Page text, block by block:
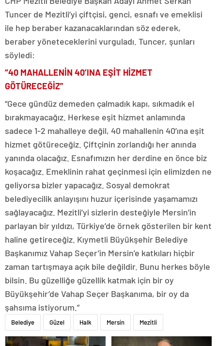
Tuncer de Mezitli’yi çiftçisi, genci, esnafı ve emeklisi
ile hep beraber kazanacaklarından söz ederek,
beraber yöneteceklerini vurguladı. Tuncer, şunları
söyledi:
“40 MAHALLENİN 40’INA EŞİT HİZMET
GÖTÜRECEĞİZ”
“Gece gündüz demeden çalmadık kapı, sıkmadık el
bırakmayacağız. Herkese eşit hizmet anlamında
sadece 1-2 mahalleye değil, 40 mahallenin 40’ına eşit
hizmet götüreceğiz. Çiftçinin zorlandığı her anında
yanında olacağız. Esnafımızın her derdine en önce biz
koşacağız. Emeklinin rahat geçinmesi için elimizden ne
geliyorsa bizler yapacağız. Sosyal demokrat
belediyecilik anlayışını huzur içerisinde yaşamamızı
sağlayacağız. Mezitli’yi sizlerin desteğiyle Mersin’in
parlayan bir yıldızı, Türkiye’de örnek gösterilen bir kent
haline getireceğiz. Kıymetli Büyükşehir Belediye
Başkanımız Vahap Seçer’in Mersin’e katkıları hiçbir
zaman tartışmaya açık bile değildir. Bunu herkes böyle
bilsin. Bu güzelliğe güzellik katmak için bir oy
Büyükşehir’de Vahap Seçer Başkanıma, bir oy da
şahsıma istiyorum.”
Belediye Güzel Halk Mersin Mezitli